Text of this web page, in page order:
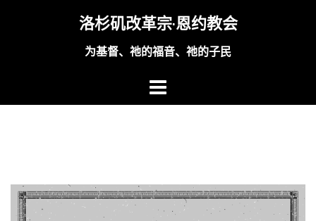
洛杉矶改革宗·恩约教会
为基督、祂的福音、祂的子民